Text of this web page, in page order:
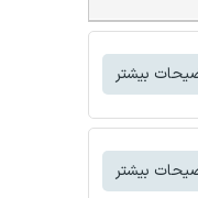
بیشتر
بیشتر